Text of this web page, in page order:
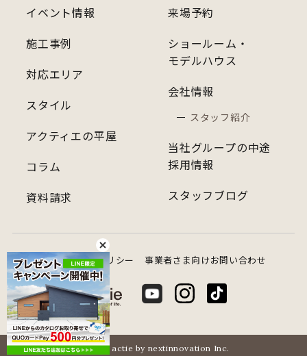
来場予約
ショールーム・
モデルハウス
会社情報
スタッフ紹介
当社グループの中途
採用情報
スタッフブログ
イベント情報
施工事例
対応エリア
スタイル
アクティエの平屋
コラム
資料請求
プライバシーポリシー 事業者さま向けお問い合わせ
© 2022 actie by nextinnovation Inc.